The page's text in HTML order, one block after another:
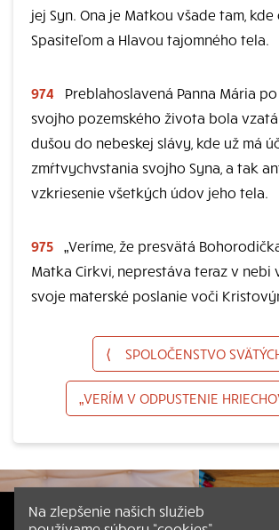
jej Syn. Ona je Matkou všade tam, kde
Spasiteľom a Hlavou tajomného tela.
974
Preblahoslavená Panna Mária
svojho pozemského života bola
dušou do nebeskej slávy, kde už má
zmŕtvychvstania svojho Syna, a tak
vzkriesenie všetkých údov jeho tela.
975 „Veríme, že presvätá
Matka Cirkvi, neprestáva teraz v nebi
svoje materské poslanie voči
⟨ SPOLOČENSTVO
„VERÍM V ODPUSTENIE
Na zlepšenie našich služieb